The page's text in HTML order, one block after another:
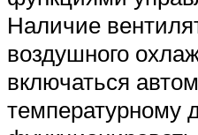
Наличие
воздушного
включаться
температурному